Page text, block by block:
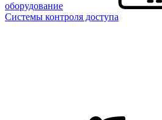
оборудование
Системы контроля доступа